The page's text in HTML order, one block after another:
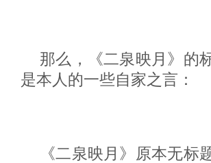
那么，《二泉映月》的
是本人的一些自家之言：
《二泉映月》原本无